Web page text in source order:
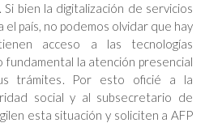
bien la digitalización de servicios
el país, no podemos olvidar que hay
acceso a las tecnologías
fundamental la atención presencial
trámites. Por esto oficié a la
social y al subsecretario de
esta situación y soliciten a AFP